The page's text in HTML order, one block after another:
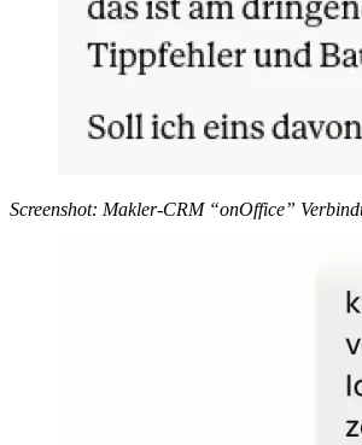
Screenshot: Makler-CRM “onOffice”